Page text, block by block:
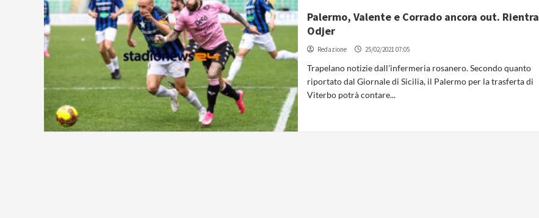
Palermo, Valente e Corrado ancora out. Rientra
Odjer
Redazione 25/02/2021 07:05
Trapelano notizie dall'infermeria rosanero. Secondo quanto
riportato dal Giornale di Sicilia, il Palermo per la trasferta di
Viterbo potrà contare...